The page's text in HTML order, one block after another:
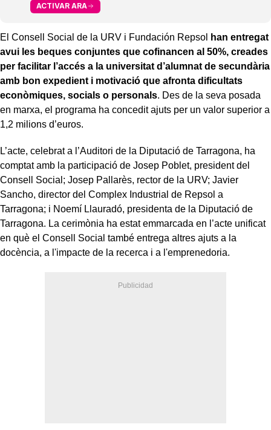
ACTIVAR ARA
El Consell Social de la URV i Fundación Repsol
han entregat
avui les beques conjuntes que cofinancen al 50%, creades
per facilitar l’accés a la universitat d’alumnat de secundària
amb bon expedient i motivació que afronta dificultats
econòmiques, socials o personals. Des de la seva posada
en marxa, el programa ha concedit ajuts per un valor superior a
1,2 milions d’euros.
L’acte, celebrat a l’Auditori de la Diputació de Tarragona, ha
comptat amb la participació de Josep Poblet, president del
Consell Social; Josep Pallarès, rector de la URV; Javier
Sancho, director del Complex Industrial de Repsol a
Tarragona; i Noemí Llauradó, presidenta de la Diputació de
Tarragona. La cerimònia ha estat emmarcada en l’acte unificat
en què el Consell Social també entrega altres ajuts a la
docència, a l'impacte de la recerca i a l'emprenedoria.